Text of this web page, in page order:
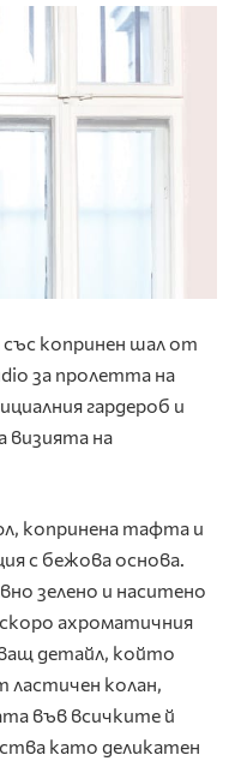
копринен шал от
за пролетта на
гардероб и
визията на
копринена тафта и
с бежова основа.
зелено и наситено
ахроматичния
детайл, който
ластичен колан,
във всичките й
като деликатен